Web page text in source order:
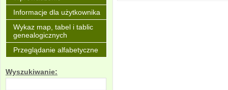
Informacje dla użytkownika
Wykaz map, tabel i tablic
genealogicznych
Przeglądanie alfabetyczne
Wyszukiwanie: